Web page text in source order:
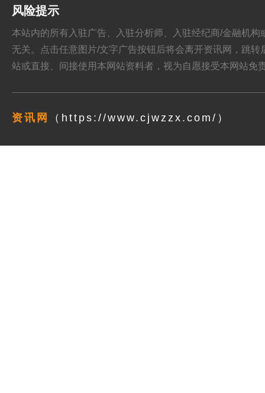
风险提示
本站内的所有入驻广告、入驻分析师、入驻经纪商/金融机
无关。点击任意图片/文字广告按钮后将会离开资讯网，跳
站或直接、间接使用本网站资料者，视为自愿接受本网站免
资讯网 （https://www.cjwzzx.com/）